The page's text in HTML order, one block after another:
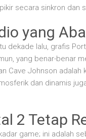
secara sinkron dan
yang
dekade lalu, grafis
yang benar-benar
Cave Johnson
dan dinamis
2 Tetap
game; ini adalah